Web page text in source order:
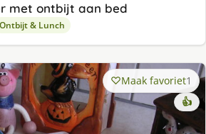
met ontbijt aan bed
Ontbijt & Lunch
Maak favoriet1
👍